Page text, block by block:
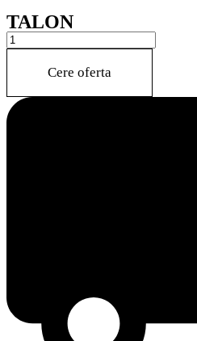
TALON
TALON
quantity
Cere oferta